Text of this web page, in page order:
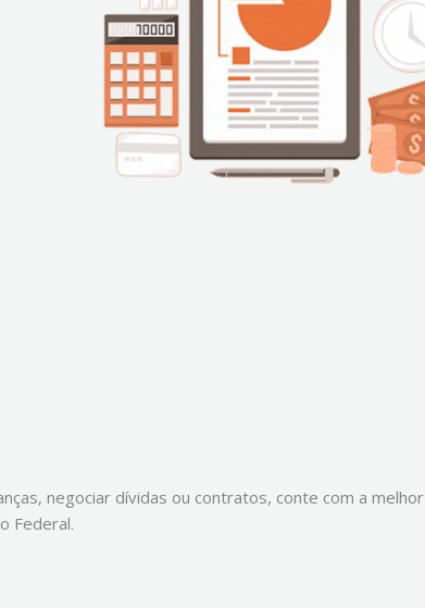
negociar dívidas ou contratos, conte com a melhor
Federal.